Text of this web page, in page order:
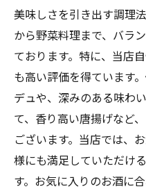
美味しさを引き出す調理
から野菜料理まで、バラ
ております。特に、当店
も高い評価を得ています
デュや、深みのある味わ
て、香り高い唐揚げなど
ございます。当店では、
様にも満足していただけ
す。お気に入りのお酒に